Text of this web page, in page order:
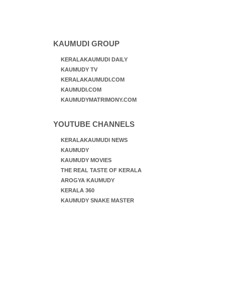
KAUMUDI GROUP
KERALAKAUMUDI DAILY
KAUMUDY TV
KERALAKAUMUDI.COM
KAUMUDI.COM
KAUMUDYMATRIMONY.COM
YOUTUBE CHANNELS
KERALAKAUMUDI NEWS
KAUMUDY
KAUMUDY MOVIES
THE REAL TASTE OF KERALA
AROGYA KAUMUDY
KERALA 360
KAUMUDY SNAKE MASTER